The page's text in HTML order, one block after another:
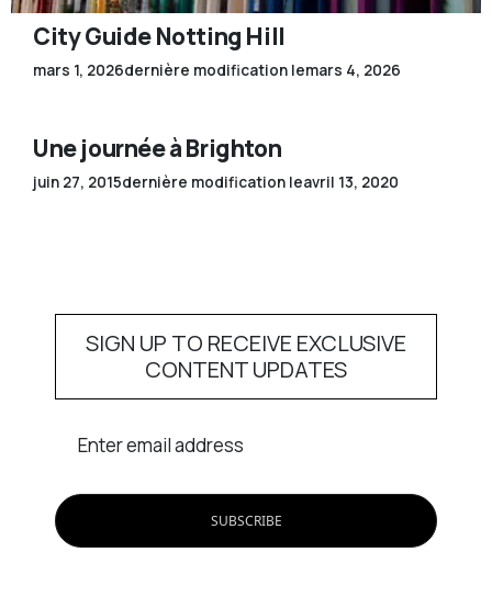
City Guide Notting Hill
mars 1, 2026dernière modification lemars 4, 2026
Une journée à Brighton
juin 27, 2015dernière modification leavril 13, 2020
SIGN UP TO RECEIVE EXCLUSIVE
CONTENT UPDATES
Enter email address